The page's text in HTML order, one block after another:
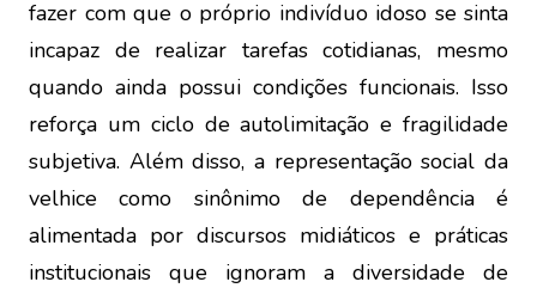
fazer com que o próprio indivíduo idoso se sinta
incapaz de realizar tarefas cotidianas, mesmo
quando ainda possui condições funcionais. Isso
reforça um ciclo de autolimitação e fragilidade
subjetiva. Além disso, a representação social da
velhice como sinônimo de dependência é
alimentada por discursos midiáticos e práticas
institucionais que ignoram a diversidade de